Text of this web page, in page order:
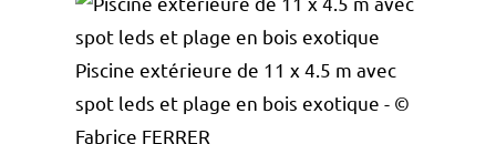
Piscine extérieure de 11 x 4.5 m avec
spot leds et plage en bois exotique - ©
Fabrice FERRER